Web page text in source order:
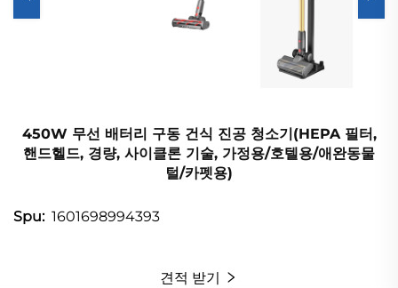
450W 무선 배터리 구동 건식 진공 청소기(HEPA 필터,
핸드헬드, 경량, 사이클론 기술, 가정용/호텔용/애완동물
털/카펫용)
Spu: 1601698994393
견적 받기